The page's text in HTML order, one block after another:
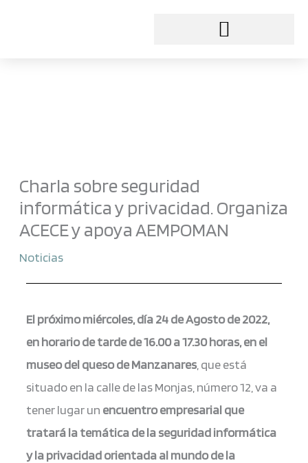
Charla sobre seguridad
informática y privacidad. Organiza
ACECE y apoya AEMPOMAN
Noticias
El próximo miércoles, día 24 de Agosto de 2022,
en horario de tarde de 16.00 a 17.30 horas, en el
museo del queso de Manzanares, que está
situado en la calle de las Monjas, número 12, va a
tener lugar un encuentro empresarial que
tratará la temática de la seguridad informática
y la privacidad orientada al mundo de la